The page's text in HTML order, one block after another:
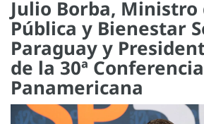
Julio Borba, Ministro
Pública y Bienestar
Paraguay y
de la 30ª
Panamericana